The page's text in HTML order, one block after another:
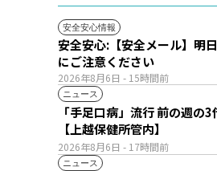
安全安心情報
2026年8月6日 - 15時間前
安全安心:【安全メール】明
にご注意ください
ニュース
2026年8月6日 - 17時間前
「手足口病」流行 前の週の3倍に増加
【上越保健所管内】
ニュース